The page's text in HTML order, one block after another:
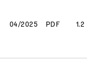
04/2025 PDF